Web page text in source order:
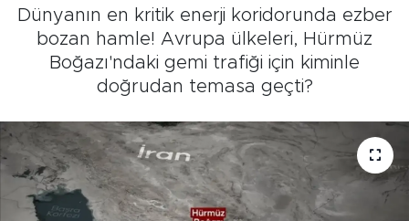
Dünyanın en kritik enerji koridorunda ezber
bozan hamle! Avrupa ülkeleri, Hürmüz
Boğazı'ndaki gemi trafiği için kiminle
doğrudan temasa geçti?